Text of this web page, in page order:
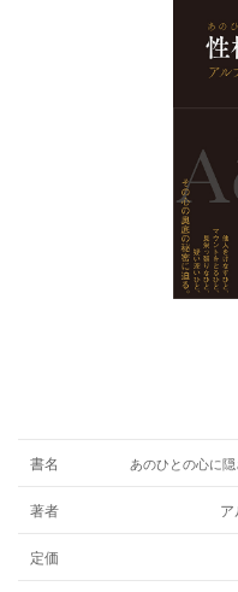
書名 あのひとの心に
著者
定価